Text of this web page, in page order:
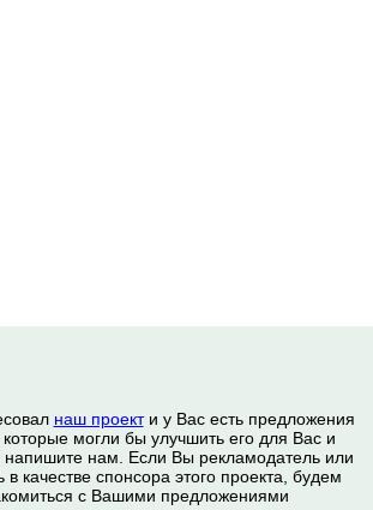
наш проекти у Вас есть предложения
могли бы улучшить его для Вас и
нам. Если Вы рекламодатель или
в качестве спонсора этого проекта, будем
с Вашими предложениями